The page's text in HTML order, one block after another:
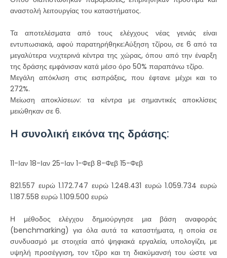
αναστολή λειτουργίας του καταστήματος.
Τα αποτελέσματα από τους ελέγχους νέας γενιάς είναι
εντυπωσιακά, αφού παρατηρήθηκε:Αύξηση τζίρου, σε 6 από τα
μεγαλύτερα νυχτερινά κέντρα της χώρας, όπου από την έναρξη
της δράσης εμφάνισαν κατά μέσο όρο 50% παραπάνω τζίρο.
Μεγάλη απόκλιση στις εισπράξεις, που έφτανε μέχρι και το
272%.
Μείωση αποκλίσεων: τα κέντρα με σημαντικές αποκλίσεις
μειώθηκαν σε 6.
H συνολική εικόνα της δράσης:
11-Ιαν 18-Ιαν 25-Ιαν 1-Φεβ 8-Φεβ 15-Φεβ
821.557 ευρώ 1.172.747 ευρώ 1.248.431 ευρώ 1.059.734 ευρώ
1.187.558 ευρώ 1.109.500 ευρώ
Η μέθοδος ελέγχου δημιούργησε μια βάση αναφοράς
(benchmarking) για όλα αυτά τα καταστήματα, η οποία σε
συνδυασμό με στοιχεία από ψηφιακά εργαλεία, υπολογίζει, με
υψηλή προσέγγιση, τον τζίρο και τη διακύμανσή του ώστε να